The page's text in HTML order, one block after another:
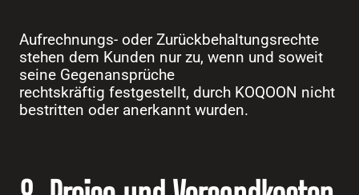
Aufrechnungs- oder Zurückbehaltungsrechte
stehen dem Kunden nur zu, wenn und soweit
seine Gegenansprüche
rechtskräftig festgestellt, durch KOQOON nicht
bestritten oder anerkannt wurden.